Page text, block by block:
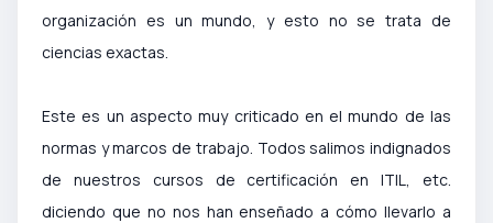
organización es un mundo, y esto no se trata de
ciencias exactas.
Este es un aspecto muy criticado en el mundo de las
normas y marcos de trabajo. Todos salimos indignados
de nuestros cursos de certificación en ITIL, etc.
diciendo que no nos han enseñado a cómo llevarlo a